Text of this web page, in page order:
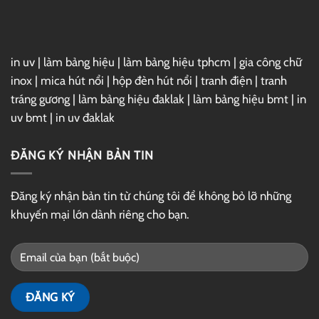
in uv | làm bảng hiệu | làm bảng hiệu tphcm | gia công chữ
inox | mica hút nổi | hộp đèn hút nổi | tranh điện | tranh
tráng gương | làm bảng hiệu đaklak | làm bảng hiệu bmt | in
uv bmt | in uv đaklak
ĐĂNG KÝ NHẬN BẢN TIN
Đăng ký nhận bản tin từ chúng tôi để không bỏ lỡ những
khuyến mại lớn dành riêng cho bạn.